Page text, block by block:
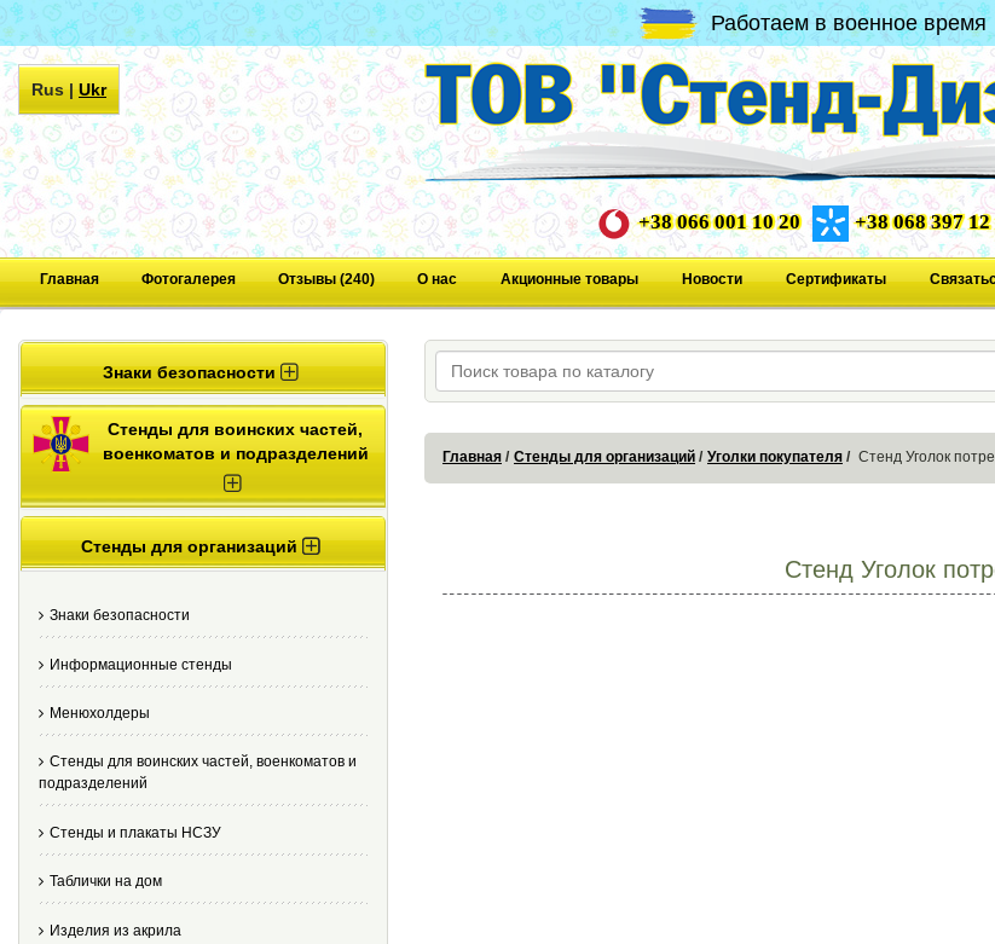
Работаем в военное время
Rus|Ukr
+38 066 001 10 20 +38 068 397 12
Главная Фотогалерея Отзывы (240) О нас Акционные товары Новости Сертификаты
Знаки безопасности
Стенды для воинских частей,
военкоматов и подразделений
Стенды для организаций
Знаки безопасности
Информационные стенды
Менюхолдеры
Стенды для воинских частей, военкоматов и
подразделений
Стенды и плакаты НСЗУ
Таблички на дом
Изделия из акрила
Главная Стенды для организаций Уголки покупателя Стенд Уголок
Стенд Уголок